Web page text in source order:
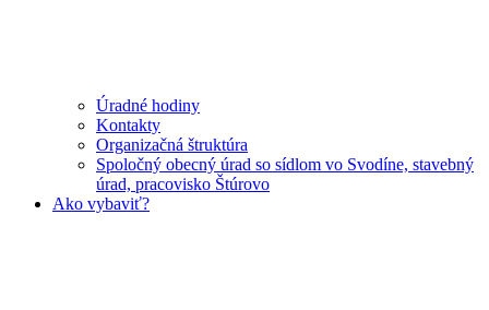
Úradné hodiny
Kontakty
Organizačná štruktúra
Spoločný obecný úrad so sídlom vo Svodíne, stavebný
úrad, pracovisko Štúrovo
Ako vybaviť?